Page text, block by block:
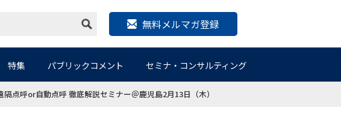
無料メルマガ登録
特集 パブリックコメント セミナ・コンサルティング
隔点呼or自動点呼 徹底解説セミナー＠鹿児島2月13日（木）